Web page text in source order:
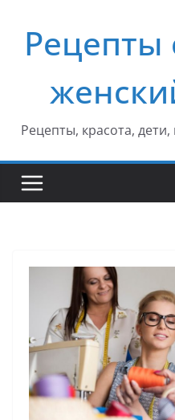
содержимому
Рецепты
Рецепты, красота,